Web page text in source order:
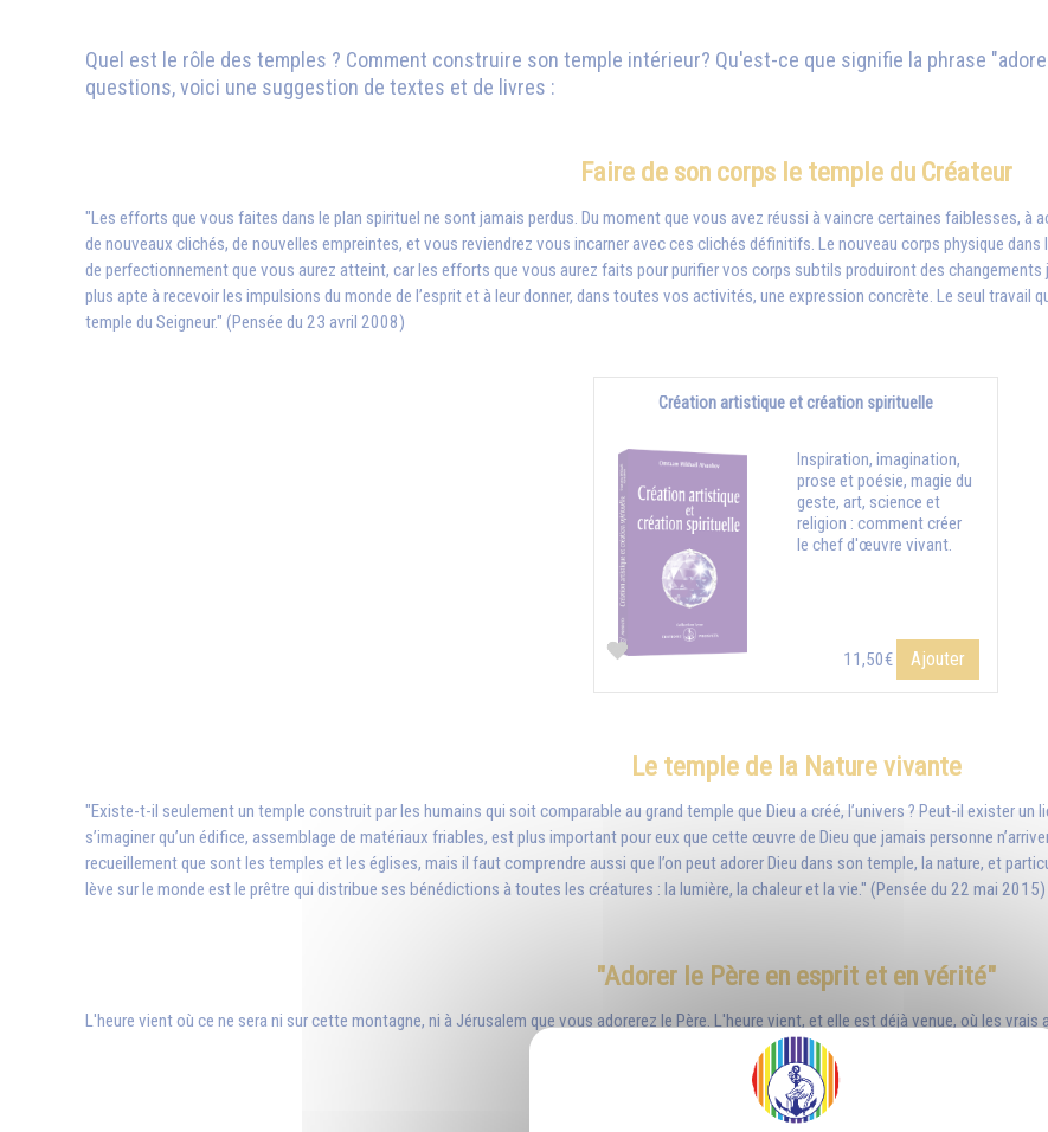
Quel est le rôle des temples ? Comment construire son temple intérieur? Qu'est-ce que signifie la phrase
questions, voici une suggestion de textes et de livres :
Faire de son corps le temple du Créateur
"Les efforts que vous faites dans le plan spirituel ne sont jamais perdus. Du moment que vous avez réussi à vaincre certaines faiblesses, à
de nouveaux clichés, de nouvelles empreintes, et vous reviendrez vous incarner avec ces clichés définitifs. Le nouveau corps physique dans
de perfectionnement que vous aurez atteint, car les efforts que vous aurez faits pour purifier vos corps subtils produiront des
plus apte à recevoir les impulsions du monde de l’esprit et à leur donner, dans toutes vos activités, une expression concrète. Le seul travail
temple du Seigneur." (Pensée du 23 avril 2008)
Création artistique et création spirituelle
Inspiration, imagination,
prose et poésie, magie du
geste, art, science et
religion : comment créer
le chef d'œuvre vivant.
11,50€ Ajouter
Le temple de la Nature vivante
"Existe-t-il seulement un temple construit par les humains qui soit comparable au grand temple que Dieu a créé, l’univers ? Peut-il exister un
s’imaginer qu’un édifice, assemblage de matériaux friables, est plus important pour eux que cette œuvre de Dieu que jamais personne
recueillement que sont les temples et les églises, mais il faut comprendre aussi que l’on peut adorer Dieu dans son temple, la nature, et
lève sur le monde est le prêtre qui distribue ses bénédictions à toutes les créatures : la lumière, la chaleur et la vie." (Pensée du 22 mai 2015)
"Adorer le Père en esprit et en vérité"
L'heure vient où ce ne sera ni sur cette montagne, ni à Jérusalem que vous adorerez le Père. L'heure vient, et elle est déjà venue, où les